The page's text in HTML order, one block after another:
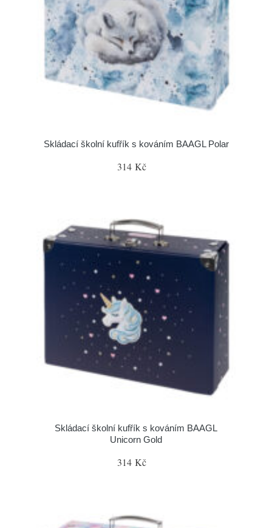
Skládací školní kufřík s kováním BAAGL Polar
314 Kč
Skládací školní kufřík s kováním BAAGL
Unicorn Gold
314 Kč